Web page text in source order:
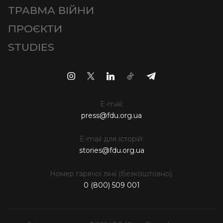
ТРАВМА ВІЙНИ
ПРОЄКТИ
STUDIES
E-mail:
press@fdu.org.ua
E-mail для історій:
stories@fdu.org.ua
Номер гарячої лінії (безкоштовно):
0 (800) 509 001